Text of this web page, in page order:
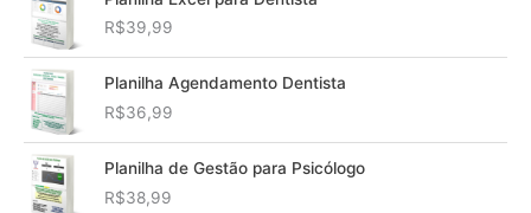
R$39,99
Planilha Agendamento Dentista
R$36,99
Planilha de Gestão para Psicólogo
R$38,99